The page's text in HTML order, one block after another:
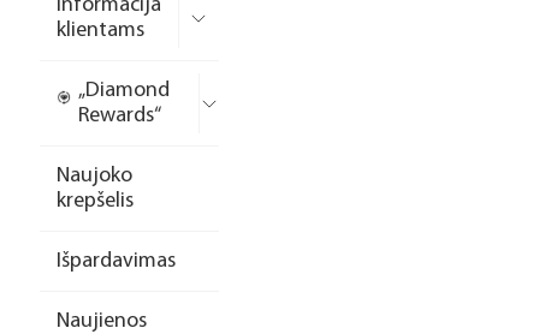
Informacija
klientams
„Diamond
Rewards“
Naujoko
krepšelis
Išpardavimas
Naujienos